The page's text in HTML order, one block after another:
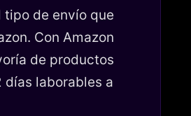
tipo de envío que
Con Amazon
de productos
días laborables a